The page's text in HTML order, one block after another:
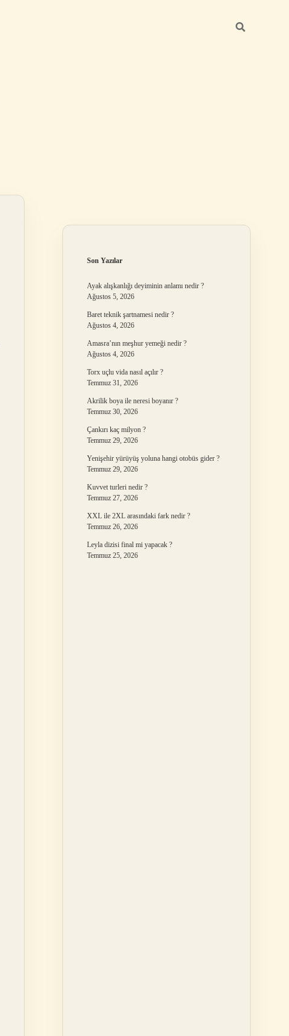
Son Yazılar
Ayak alışkanlığı deyiminin anlamı nedir ?
Ağustos 5, 2026
Baret teknik şartnamesi nedir ?
Ağustos 4, 2026
Amasra’nın meşhur yemeği nedir ?
Ağustos 4, 2026
Torx uçlu vida nasıl açılır ?
Temmuz 31, 2026
Akrilik boya ile neresi boyanır ?
Temmuz 30, 2026
Çankırı kaç milyon ?
Temmuz 29, 2026
Yenişehir yürüyüş yoluna hangi otobüs gider ?
Temmuz 29, 2026
Kuvvet turleri nedir ?
Temmuz 27, 2026
XXL ile 2XL arasındaki fark nedir ?
Temmuz 26, 2026
Leyla dizisi final mi yapacak ?
Temmuz 25, 2026